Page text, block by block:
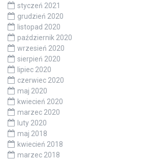
styczeń 2021
grudzień 2020
listopad 2020
październik 2020
wrzesień 2020
sierpień 2020
lipiec 2020
czerwiec 2020
maj 2020
kwiecień 2020
marzec 2020
luty 2020
maj 2018
kwiecień 2018
marzec 2018